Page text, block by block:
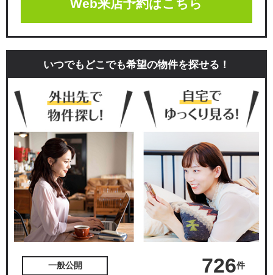
Web来店予約はこちら
いつでもどこでも希望の物件を探せる！
一般公開 726件